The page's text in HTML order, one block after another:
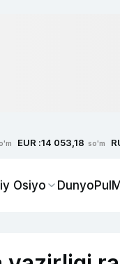
EUR :14 053,18 so'm
Osiyo DunyoPul